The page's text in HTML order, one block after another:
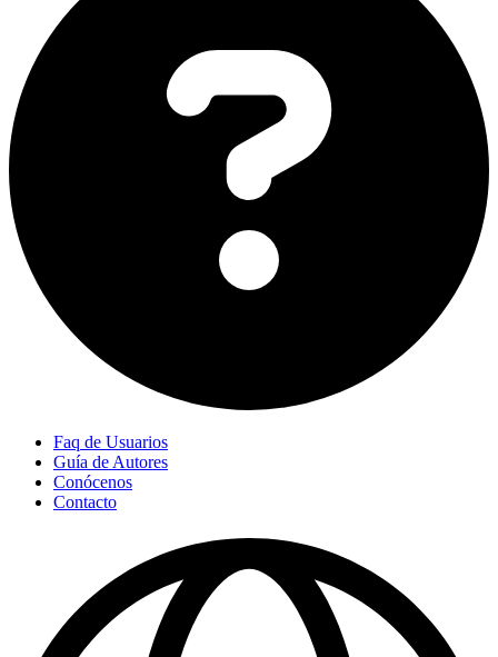
Faq de Usuarios
Guía de Autores
Conócenos
Contacto